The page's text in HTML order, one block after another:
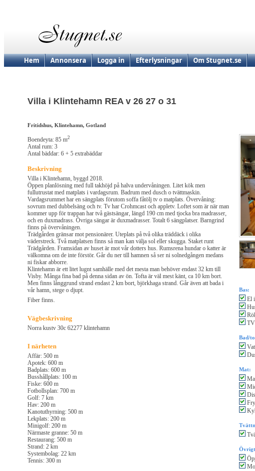
Hem Annonsera Logga in Efterlysningar Om Stugnet.se
Villa i Klintehamn REA v 26 27 o 31
Fritidshus, Klintehamn, Gotland
Boendeyta: 85 m2
Antal rum: 3
Antal bäddar: 6 + 5 extrabäddar
Beskrivning
Villa i Klintehamn, byggd 2018.
Öppen planlösning med full takhöjd på halva undervåningen. Litet kök men
fullutrustat med matplats i vardagsrum. Badrum med dusch o tvättmaskin.
Vardagsrummet har en sängplats förutom soffa fåtölj tv o matplats. Övervåning:
sovrum med dubbelsäng och tv. Tv har Crohmcast och appletv. Loftet som är när man
kommer upp för trappan har två gästsängar, längd 190 cm med tjocka bra madrasser,
och en duxmadrass. Övriga sängar är duxmadrasser. Totalt 6 sängplatser. Barngrind
finns på övervåningen.
Trädgården gränsar mot pensionärer. Uteplats på två olika träddäck i olika
väderstreck. Två matplatsen finns så man kan välja sol eller skugga. Staket runt
Trädgården. Framsidan av huset är mot vår dotters hus. Rumsrena hundar o katter är
välkomna om de inte förstör. Går du ner till hamnen så ser ni solnedgången medans
ni fiskar abborre.
Klintehamn är ett litet lugnt samhälle med det mesta man behöver endast 32 km till
Visby. Många fina bad på denna sidan av ön. Tofta är väl mest känt, ca 10 km bort.
Men finns långgrund strand endast 2 km bort, björkhaga strand. Går även att bada i
vår hamn, stege o djupt.
Fiber finns.
Vägbeskrivning
Norra kustv 30c 62277 klintehamn
I närheten
Affär: 500 m
Apotek: 600 m
Badplats: 600 m
Busshållplats: 100 m
Fiske: 600 m
Fotbollsplan: 700 m
Golf: 7 km
Hav: 200 m
Kanotuthyrning: 500 m
Lekplats: 200 m
Minigolf: 200 m
Närmaste granne: 50 m
Restaurang: 500 m
Strand: 2 km
Systembolag: 22 km
Tennis: 300 m
Bas:
El
TV
Bad/
Mat: